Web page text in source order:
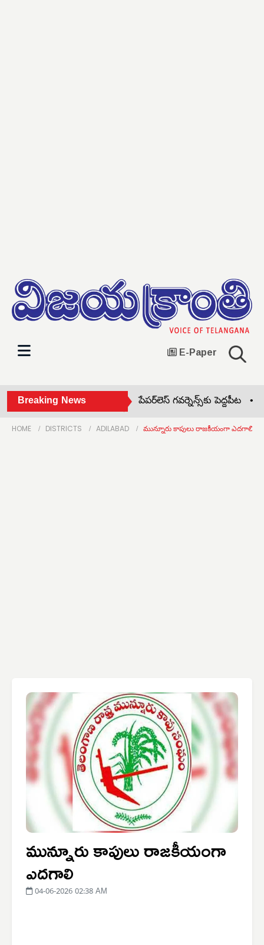
E-Paper
Breaking News
వాట్సాప్‌లో MeeSeva సేవలు.. పేపర్‌లెస్ గవర్నెన్స్‌కు పెద్దపీట •
HOME DISTRICTS ADILABAD మున్నూరు కాపులు రాజకీయంగా ఎదగాలి
మున్నూరు కాపులు రాజకీయంగా
ఎదగాలి
04-06-2026 02:38 AM